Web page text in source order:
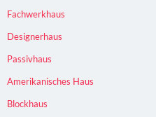
Fachwerkhaus
Designerhaus
Passivhaus
Amerikanisches Haus
Blockhaus